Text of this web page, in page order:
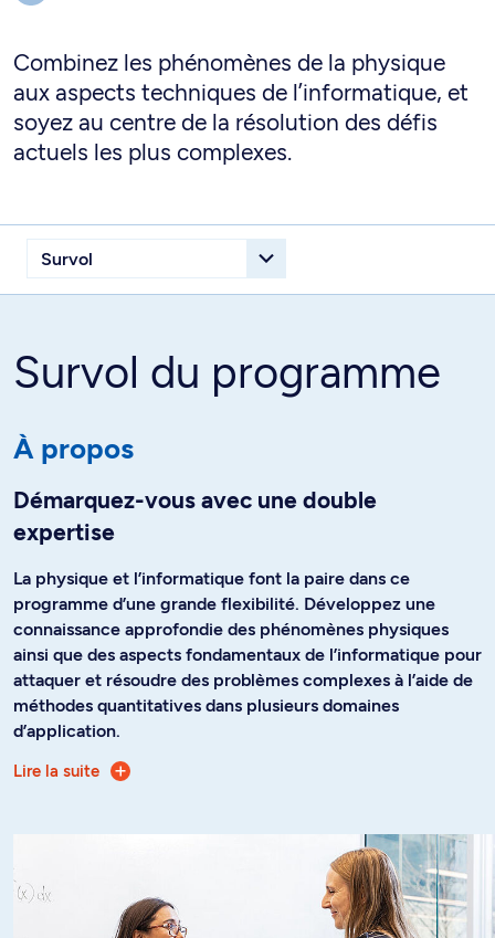
Combinez les phénomènes de la physique
aux aspects techniques de l’informatique, et
soyez au centre de la résolution des défis
actuels les plus complexes.
Survol du programme
À propos
Démarquez-vous avec une double
expertise
La physique et l’informatique font la paire dans ce
programme d’une grande flexibilité. Développez une
connaissance approfondie des phénomènes physiques
ainsi que des aspects fondamentaux de l’informatique pour
attaquer et résoudre des problèmes complexes à l’aide de
méthodes quantitatives dans plusieurs domaines
d’application.
Une fois que vous aurez acquis une formation de base en
l’accent sur la physique ou plutôt de maximiser votre
formation en informatique. Il vous est aussi possible de
maintenir un équilibre entre les 2 disciplines. Le choix
repose largement sur vous, selon vos champs d’intérêt et
Lire la suite